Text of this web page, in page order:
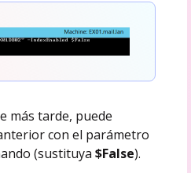
más tarde, puede
con el parámetro
(sustituya $False).